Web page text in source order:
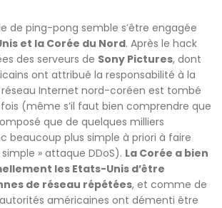
de ping-pong semble s’être engagée
et la Corée du Nord. Après le hack
des serveurs de Sony Pictures, dont
ont attribué la responsabilité à la
réseau Internet nord-coréen est tombé
(même s’il faut bien comprendre que
que de quelques milliers
beaucoup plus simple à priori à faire
» attaque DDoS). La Corée a bien
les Etats-Unis d’être
de réseau répétées, et comme de
américaines ont démenti être